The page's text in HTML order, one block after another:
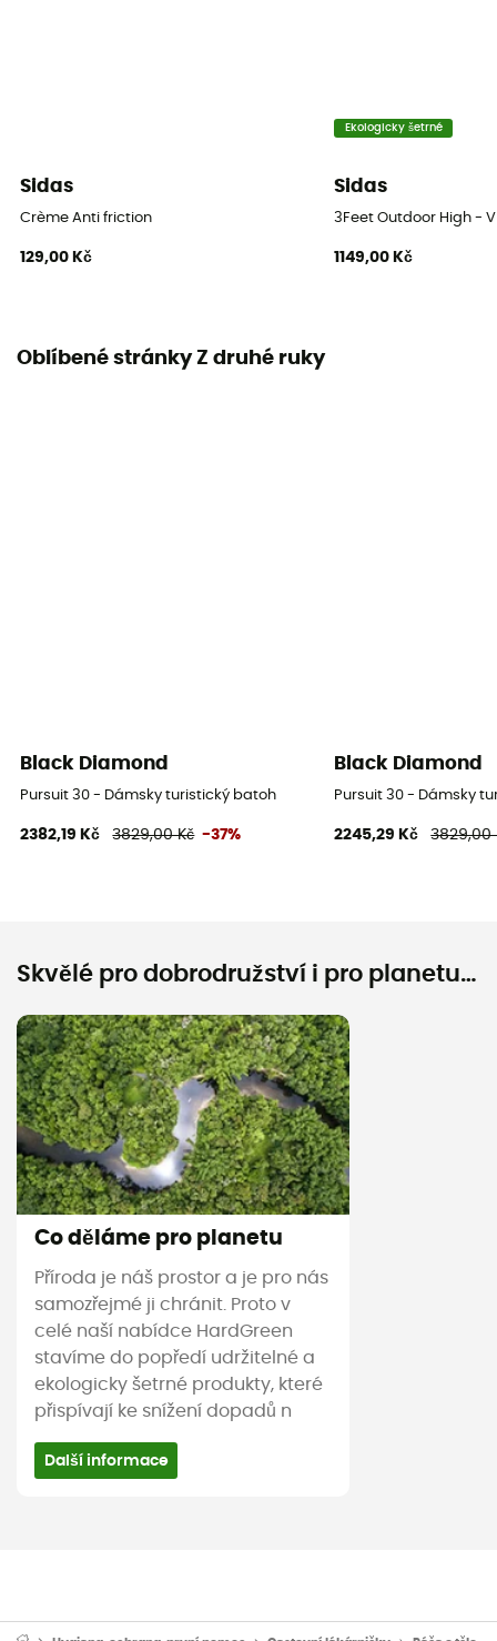
Sidas
Crème Anti friction
129,00 Kč
Ekologicky šetrné
Sidas
3Feet Outdoor High -
1149,00 Kč
Oblíbené stránky Z druhé ruky
Black Diamond
Pursuit 30 - Dámsky turistický batoh
2382,19 Kč 3829,00 Kč -37%
Black Diamond
Pursuit 30 - Dámsky
2245,29 Kč 3829,00
Skvělé pro dobrodružství i pro planetu…
Co děláme pro planetu
Příroda je náš prostor a je pro nás
samozřejmé ji chránit. Proto v
celé naší nabídce HardGreen
stavíme do popředí udržitelné a
ekologicky šetrné produkty, které
přispívají ke snížení dopadů n
Další informace